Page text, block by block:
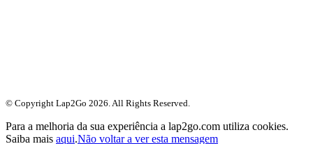
© Copyright Lap2Go 2026. All Rights Reserved.
Para a melhoria da sua experiência a lap2go.com utiliza cookies.
Saiba mais aqui.Não voltar a ver esta mensagem